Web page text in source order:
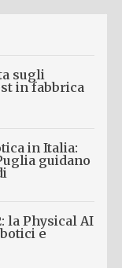
sugli
in fabbrica
in Italia:
guidano
la Physical AI
e